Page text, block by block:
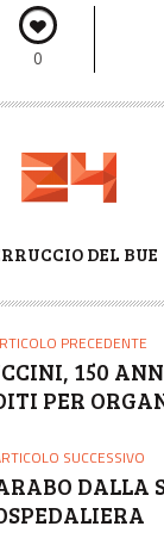
0
DEL BUE
PRECEDENTE
150
PER
SUCCESSIVO
DALLA